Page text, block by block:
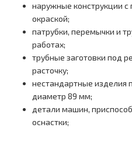
наружные конструкции
окраской;
патрубки, перемычки и
работах;
трубные заготовки под
расточку;
нестандартные изделия
диаметр 89 мм;
детали машин,
оснастки;